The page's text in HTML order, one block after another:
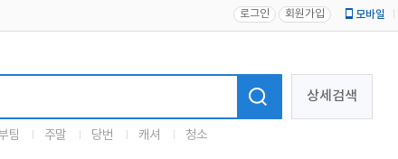
로그인 회원가입 모바일
상세검색
팀 주말 당번 캐셔 청소